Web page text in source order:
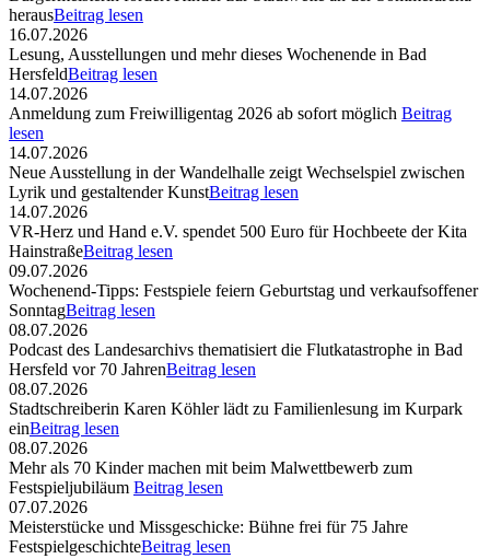
herausBeitrag lesen
16.07.2026
Lesung, Ausstellungen und mehr dieses Wochenende in Bad
HersfeldBeitrag lesen
14.07.2026
Anmeldung zum Freiwilligentag 2026 ab sofort möglich Beitrag
lesen
14.07.2026
Neue Ausstellung in der Wandelhalle zeigt Wechselspiel zwischen
Lyrik und gestaltender KunstBeitrag lesen
14.07.2026
VR-Herz und Hand e.V. spendet 500 Euro für Hochbeete der Kita
HainstraßeBeitrag lesen
09.07.2026
Wochenend-Tipps: Festspiele feiern Geburtstag und verkaufsoffener
SonntagBeitrag lesen
08.07.2026
Podcast des Landesarchivs thematisiert die Flutkatastrophe in Bad
Hersfeld vor 70 JahrenBeitrag lesen
08.07.2026
Stadtschreiberin Karen Köhler lädt zu Familienlesung im Kurpark
einBeitrag lesen
08.07.2026
Mehr als 70 Kinder machen mit beim Malwettbewerb zum
Festspieljubiläum Beitrag lesen
07.07.2026
Meisterstücke und Missgeschicke: Bühne frei für 75 Jahre
FestspielgeschichteBeitrag lesen